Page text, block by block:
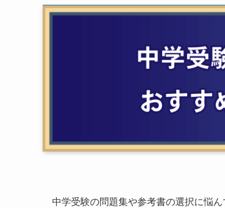
中学受験の問題集や参考書の選択に悩